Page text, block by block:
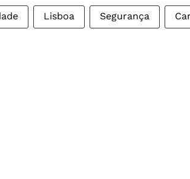
Lisboa Segurança